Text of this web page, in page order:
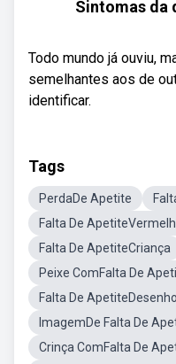
Sintomas da
Todo mundo já ouviu,
semelhantes aos de
identificar.
Tags
PerdaDe Apetite
Falta De
Falta De ApetiteCriança
Peixe ComFalta De
Falta De ApetiteDesenho
ImagemDe Falta De
Crinça ComFalta De